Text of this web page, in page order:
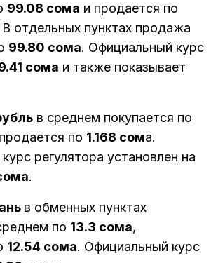
99.08 сома и продается по
В отдельных пунктах продажа
99.80 сома. Официальный курс
сома и также показывает
в среднем покупается по
по 1.168 сома.
регулятора установлен на
.
в обменных пунктах
по 13.3 сома,
12.54 сома. Официальный курс